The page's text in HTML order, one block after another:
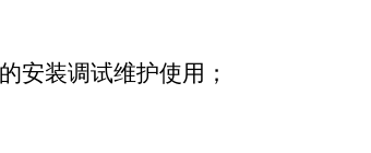
安装调试维护使用；